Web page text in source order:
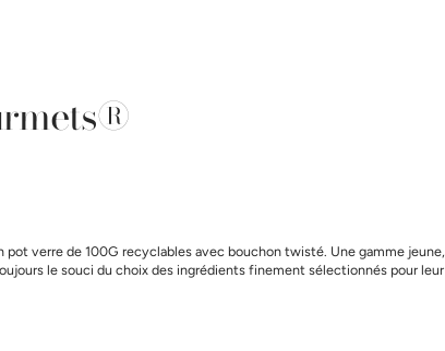
verre de 100G recyclables avec bouchon twisté. Une gamme jeune,
le souci du choix des ingrédients finement sélectionnés pour leur